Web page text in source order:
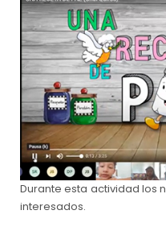
Durante esta actividad los
interesados.